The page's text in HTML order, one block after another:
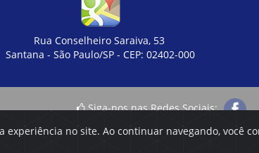
experiência no site. Ao continuar navegando, você
Rua Conselheiro Saraiva, 53
Santana - São Paulo/SP - CEP: 02402-000
Siga-nos nas Redes Sociais:
o direito de alterar, a qualquer momento, sem